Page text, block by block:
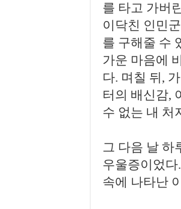
를 타고 가버
이닥친 인민
를 구해줄 수
가운 마음에
다. 며칠 뒤,
터의 배신감,
수 없는 내 처
그 다음 날 하
우울증이었
속에 나타난